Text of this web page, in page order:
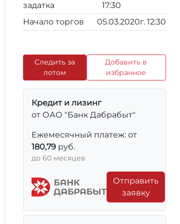
задатка
17:30
Начало торгов
05.03.2020г. 12:30
Следить за
лотом
Добавить в
избранное
Кредит и лизинг
от ОАО "Банк Дабрабыт"
Ежемесячный платеж: от
180,79 руб.
до 60 месяцев
Отправить
заявку